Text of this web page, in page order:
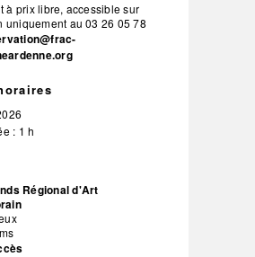
à prix libre, accessible sur
uniquement au 03 26 05 78
: 1 h
Régional d'Art